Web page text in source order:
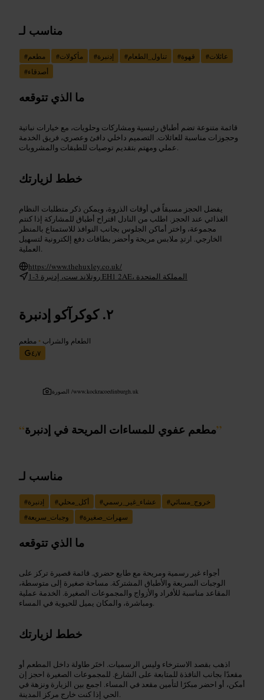
مناسب لـ
#مطعم #مأكولات #إدنبرة #تناول_الطعام #قهوة #عائلات
#أصدقاء
ما الذي تتوقعه
قائمة متنوعة تضم أطباق رئيسية ومشاركات وحلويات، مع خيارات نباتية
وحجوزات مناسبة للعائلات. التصميم داخلي دافئ وعصري، فريق الخدمة
عملي ومهتم بتقديم توصيات للطبقات والمشروبات.
خطط لزيارتك
يفضل الحجز مسبقاً في أوقات الذروة، ويمكن ذكر متطلبات النظام
الغذائي عند الحجز. اطلب من النادل اقتراح أطباق للمشاركة إذا كنتم
مجموعة، واختر أماكن الجلوس بجانب النوافذ للاستمتاع بالمنظر
الخارجي. ارتدِ ملابس مريحة وأحضر بطاقات دفع إلكترونية لتسهيل
العملية.
https://www.thehuxley.co.uk/
1-3 روتلاند ست، إدنبرة EH1 2AE، المملكة المتحدة
كوكرآكو إدنبرة
الطعام والشراب • مطعم
٤٫٧
الصورة /www.kockracoedinburgh.uk
“مطعم عفوي للمساءات المريحة في إدنبرة”
مناسب لـ
#إدنبرة #أكل_محلي #عشاء_غير_رسمي #خروج_مسائي
#وجبات_سريعة #سهرات_صغيرة
ما الذي تتوقعه
أجواء غير رسمية ومريحة مع طابع حضري. قائمة قصيرة تركز على
الوجبات السريعة والأطباق المشتركة. مساحة صغيرة إلى متوسطة،
المقاعد مناسبة للأفراد والأزواج والمجموعات الصغيرة. الخدمة عملية
ومباشرة، والمكان يميل للحيوية في المساء.
خطط لزيارتك
اذهب بقصد الاسترخاء وليس الرسميات. اختَر طاولة داخل المطعم أو
مقعدًا بجانب النافذة للمتابعة على الشارع. للمجموعات الصغيرة احجز إن
أمكن، أو احضر مبكرًا لتأمين مقعد في المساء. اجمع بين الزيارة ونزهة في
الحي إذا كنت خارج مركز المدينة.